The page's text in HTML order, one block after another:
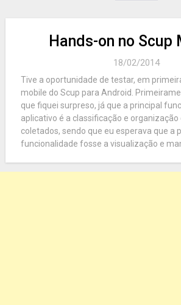
Hands-on no Scup
18/02/2014
Tive a oportunidade de testar, em
mobile do Scup para Android.
que fiquei surpreso, já que a principal
aplicativo é a classificação e organização
coletados, sendo que eu esperava que a
funcionalidade fosse a visualização e